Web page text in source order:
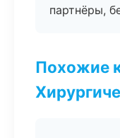
партнёры,
Похожие